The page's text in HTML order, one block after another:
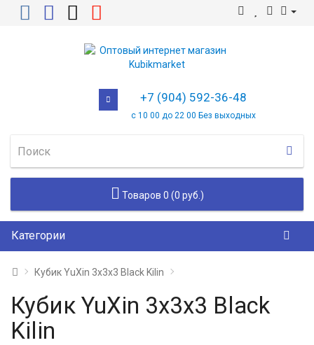
+7 (904) 592-36-48
с 10 00 до 22 00 Без выходных
Товаров 0 (0 руб.)
Категории
Кубик YuXin 3x3x3 Black Kilin
Кубик YuXin 3x3x3 Black
Kilin